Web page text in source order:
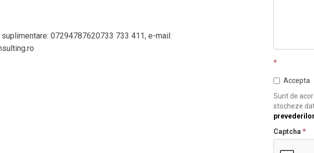
07294787620733 733 411, e-mail:
*
Accepta
Sunt de
stocheze
Captcha *